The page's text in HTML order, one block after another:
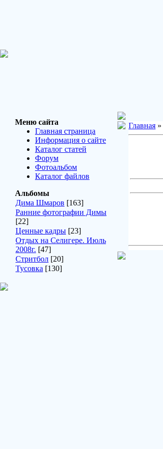
Меню сайта
Главная страница
Информация о сайте
Каталог статей
Форум
Фотоальбом
Каталог файлов
Альбомы
Дима Шмаров [163]
Ранние фотографии Димы
[22]
Ценные кадры [23]
Отдых на Селигере. Июль
2008г. [47]
Стритбол [20]
Тусовка [130]
Главная »